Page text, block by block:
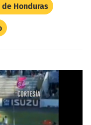
Honduras